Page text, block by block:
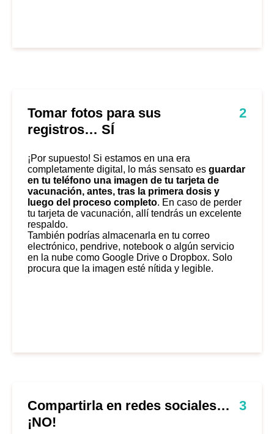
Tomar fotos para sus
registros… SÍ
2
¡Por supuesto! Si estamos en una era
completamente digital, lo más sensato es guardar
en tu teléfono una imagen de tu tarjeta de
vacunación, antes, tras la primera dosis y
luego del proceso completo. En caso de perder
tu tarjeta de vacunación, allí tendrás un excelente
respaldo.
También podrías almacenarla en tu correo
electrónico, pendrive, notebook o algún servicio
en la nube como Google Drive o Dropbox. Solo
procura que la imagen esté nítida y legible.
Compartirla en redes sociales…
¡NO!
3